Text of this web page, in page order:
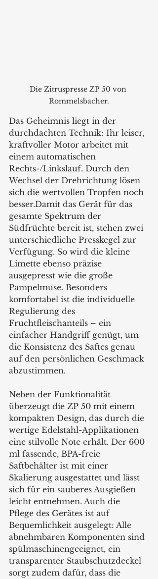
Die Zitruspresse ZP 50 von
Rommelsbacher.
Das Geheimnis liegt in der
durchdachten Technik: Ihr leiser,
kraftvoller Motor arbeitet mit
einem automatischen
Rechts-/Linkslauf. Durch den
Wechsel der Drehrichtung lösen
sich die wertvollen Tropfen noch
besser.Damit das Gerät für das
gesamte Spektrum der
Südfrüchte bereit ist, stehen zwei
unterschiedliche Presskegel zur
Verfügung. So wird die kleine
Limette ebenso präzise
ausgepresst wie die große
Pampelmuse. Besonders
komfortabel ist die individuelle
Regulierung des
Fruchtfleischanteils – ein
einfacher Handgriff genügt, um
die Konsistenz des Saftes genau
auf den persönlichen Geschmack
abzustimmen.
Neben der Funktionalität
überzeugt die ZP 50 mit einem
kompakten Design, das durch die
wertige Edelstahl-Applikationen
eine stilvolle Note erhält. Der 600
ml fassende, BPA-freie
Saftbehälter ist mit einer
Skalierung ausgestattet und lässt
sich für ein sauberes Ausgießen
leicht entnehmen. Auch die
Pflege des Gerätes ist auf
Bequemlichkeit ausgelegt: Alle
abnehmbaren Komponenten sind
spülmaschinengeeignet, ein
transparenter Staubschutzdeckel
sorgt zudem dafür, dass die